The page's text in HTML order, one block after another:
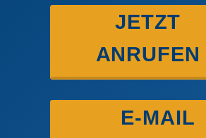
JETZT
ANRUFEN
E-MAIL